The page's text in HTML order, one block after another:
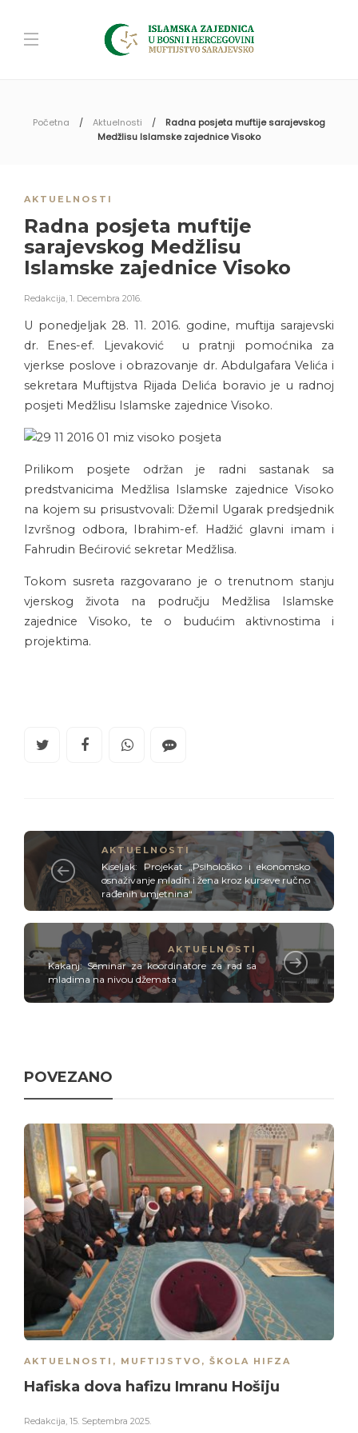
Početna Aktuelnosti
Radna posjeta muftije sarajevskog
Medžlisu Islamske zajednice Visoko
AKTUELNOSTI
Radna posjeta muftije
sarajevskog Medžlisu
Islamske zajednice Visoko
Redakcija, 1. Decembra 2016.
U ponedjeljak 28. 11. 2016. godine, muftija sarajevski
dr. Enes-ef. Ljevaković u pratnji pomoćnika za
vjerkse poslove i obrazovanje dr. Abdulgafara Velića i
sekretara Muftijstva Rijada Delića boravio je u radnoj
posjeti Medžlisu Islamske zajednice Visoko.
Prilikom posjete održan je radni sastanak sa
predstvanicima Medžlisa Islamske zajednice Visoko
na kojem su prisustvovali: Džemil Ugarak predsjednik
Izvršnog odbora, Ibrahim-ef. Hadžić glavni imam i
Fahrudin Bećirović sekretar Medžlisa.
Tokom susreta razgovarano je o trenutnom stanju
vjerskog života na području Medžlisa Islamske
zajednice Visoko, te o budućim aktivnostima i
projektima.
AKTUELNOSTI
Kiseljak: Projekat „Psihološko i ekonomsko
osnaživanje mladih i žena kroz kurseve ručno
rađenih umjetnina“
AKTUELNOSTI
Kakanj: Seminar za koordinatore za rad sa
mladima na nivou džemata
POVEZANO
AKTUELNOSTI , MUFTIJSTVO , ŠKOLA HIFZA
Hafiska dova hafizu Imranu Hošiju
Redakcija, 15. Septembra 2025.